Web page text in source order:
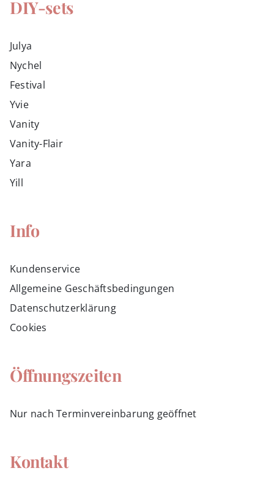
DIY-sets
Julya
Nychel
Festival
Yvie
Vanity
Vanity-Flair
Yara
Yill
Info
Kundenservice
Allgemeine Geschäftsbedingungen
Datenschutzerklärung
Cookies
Öffnungszeiten
Nur nach Terminvereinbarung geöffnet
Kontakt